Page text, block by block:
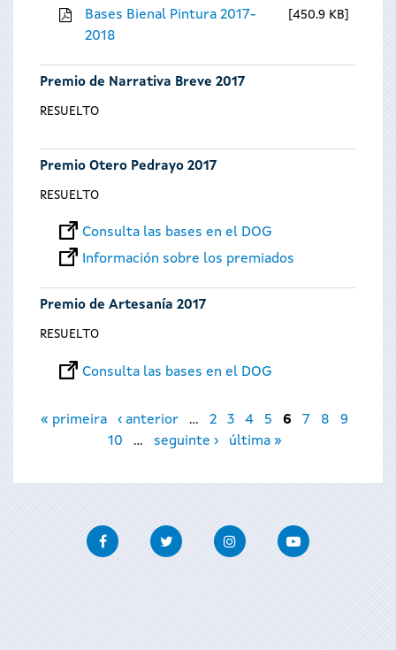
Bases Bienal Pintura 2017-
2018
450.9 KB
Premio de Narrativa Breve 2017
RESUELTO
Premio Otero Pedrayo 2017
RESUELTO
Consulta las bases en el DOG
Información sobre los premiados
Premio de Artesanía 2017
RESUELTO
Consulta las bases en el DOG
Páginas
« primeira ‹ anterior … 2 3 4 5 6 7 8
9
10
… seguinte › última »
FacebookTwitter InstagramYoutube